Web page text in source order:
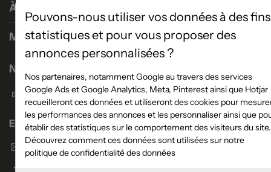
À propos
Magasins
Nous contacter
Formulaire de contact
Enseigne Atlas Home
Envoyer un email
Pouvons-nous utiliser vos données à des fins
statistiques et pour vous proposer des
annonces personnalisées ?
Nos partenaires, notamment Google au travers des services
Google Ads et Google Analytics, Meta, Pinterest ainsi que Hotjar
recueilleront ces données et utiliseront des cookies pour
les performances des annonces et les personnaliser ainsi que
établir des statistiques sur le comportement des visiteurs du site.
Découvrez comment ces données sont utilisées sur notre
politique de confidentialité des données